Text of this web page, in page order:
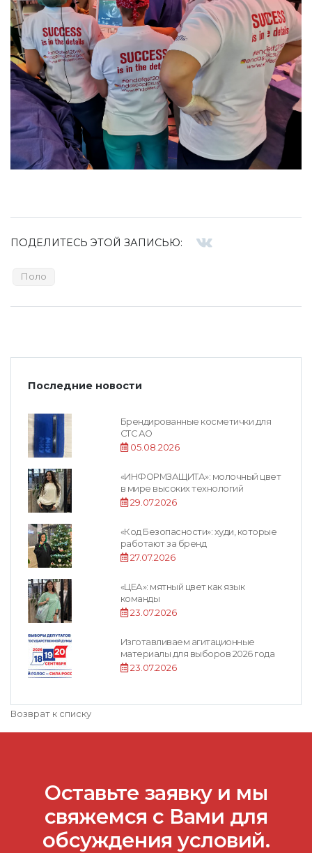
Последние новости
Брендированные косметички для
СТС АО
05.08.2026
«ИНФОРМЗАЩИТА»: молочный цвет
в мире высоких технологий
29.07.2026
«Код Безопасности»: худи, которые
работают за бренд
27.07.2026
«ЦЕА»: мятный цвет как язык
команды
23.07.2026
Изготавливаем агитационные
материалы для выборов 2026 года
23.07.2026
ПОДЕЛИТЕСЬ ЭТОЙ ЗАПИСЬЮ:
Поло
Возврат к списку
Оставьте заявку и мы
свяжемся с Вами для
обсуждения условий.